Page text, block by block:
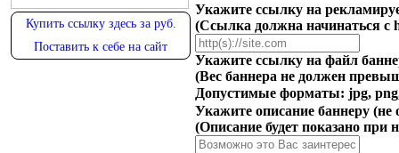
Купить ссылку здесь за руб.
Поставить к себе на сайт
Укажите ссылку на
(Ссылка должна начинаться с
Укажите ссылку на файл
(Вес баннера не должен
Допустимые форматы: jpg,
Укажите описание баннеру (не
(Описание будет показано при